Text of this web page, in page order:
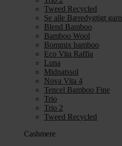
Tweed Recycled
Se alle Bæredygtigt garn
Blend Bamboo
Bamboo Wool
Bommix bamboo
Eco Vita Raffia
Luna
Midnatssol
Nova Vita 4
Tencel Bamboo Fine
Trio
Trio 2
Tweed Recycled
Cashmere